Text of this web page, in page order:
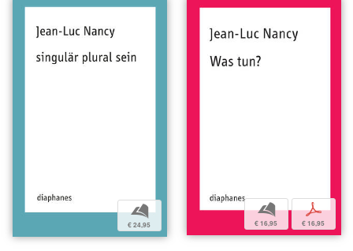
b
€ 24,95
b
€ 16,95
p
€ 16,95